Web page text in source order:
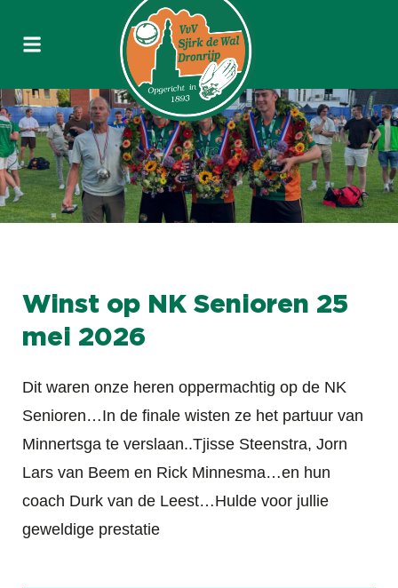
Winst op NK Senioren 25
mei 2026
Dit waren onze heren oppermachtig op de NK
Senioren…In de finale wisten ze het partuur van
Minnertsga te verslaan..Tjisse Steenstra, Jorn
Lars van Beem en Rick Minnesma…en hun
coach Durk van de Leest…Hulde voor jullie
geweldige prestatie